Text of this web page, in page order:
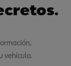
vehículo.